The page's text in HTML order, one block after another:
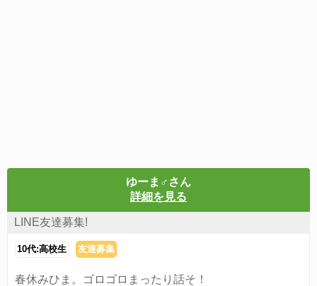
ゆーま♂さん
詳細を見る
LINE友達募集!
10代:高校生 友達募集
春休みひま。ゴロゴロまったり話そ！